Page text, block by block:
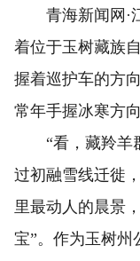
青海新闻网·江
着位于玉树藏族
握着巡护车的方
常年手握冰寒方
“看，藏羚羊群
过初融雪线迁徙
里最动人的晨景
宝”。作为玉树州